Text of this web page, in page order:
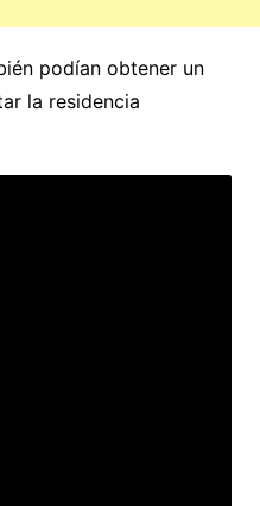
podían obtener un
la residencia